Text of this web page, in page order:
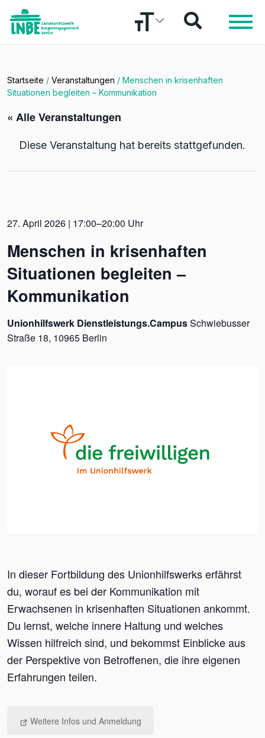
Startseite / Veranstaltungen / Menschen in krisenhaften
Situationen begleiten – Kommunikation
« Alle Veranstaltungen
Diese Veranstaltung hat bereits stattgefunden.
27. April 2026 | 17:00–20:00 Uhr
Menschen in krisenhaften
Situationen begleiten –
Kommunikation
Unionhilfswerk Dienstleistungs.CampusSchwiebusser
Straße 18, 10965 Berlin
In dieser Fortbildung des Unionhilfswerks erfährst
du, worauf es bei der Kommunikation mit
Erwachsenen in krisenhaften Situationen ankommt.
Du lernst, welche innere Haltung und welches
Wissen hilfreich sind, und bekommst Einblicke aus
der Perspektive von Betroffenen, die ihre eigenen
Erfahrungen teilen.
Weitere Infos und Anmeldung